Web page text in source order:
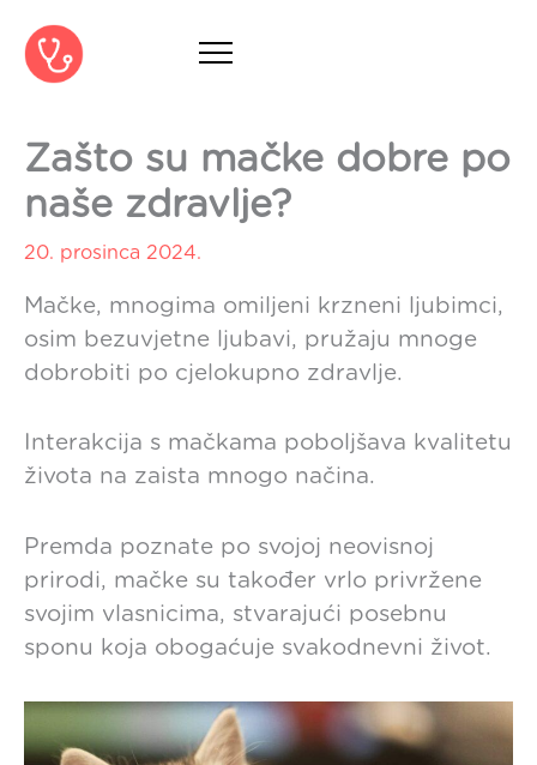
content
Zašto su mačke dobre po
naše zdravlje?
20. prosinca 2024.
Mačke, mnogima omiljeni krzneni ljubimci,
osim bezuvjetne ljubavi, pružaju mnoge
dobrobiti po cjelokupno zdravlje.
Interakcija s mačkama poboljšava kvalitetu
života na zaista mnogo načina.
Premda poznate po svojoj neovisnoj
prirodi, mačke su također vrlo privržene
svojim vlasnicima, stvarajući posebnu
sponu koja obogaćuje svakodnevni život.